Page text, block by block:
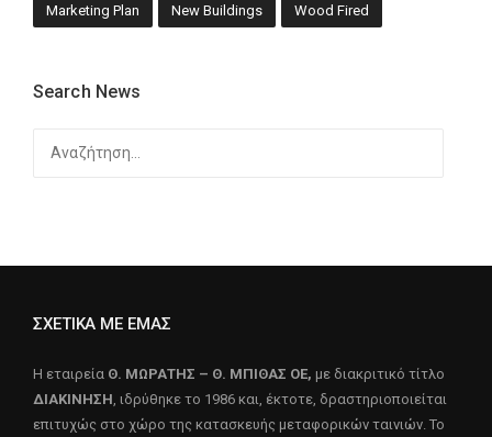
Marketing Plan New Buildings Wood Fired
Search News
για:
ΣΧΕΤΙΚΑ ΜΕ ΕΜΑΣ
Η εταιρεία Θ. ΜΩΡΑΤΗΣ – Θ. ΜΠΙΘΑΣ ΟΕ, με διακριτικό τίτλο
ΔΙΑΚΙΝΗΣΗ , ιδρύθηκε το 1986 και, έκτοτε, δραστηριοποιείται
επιτυχώς στο χώρο της κατασκευής μεταφορικών ταινιών. Το